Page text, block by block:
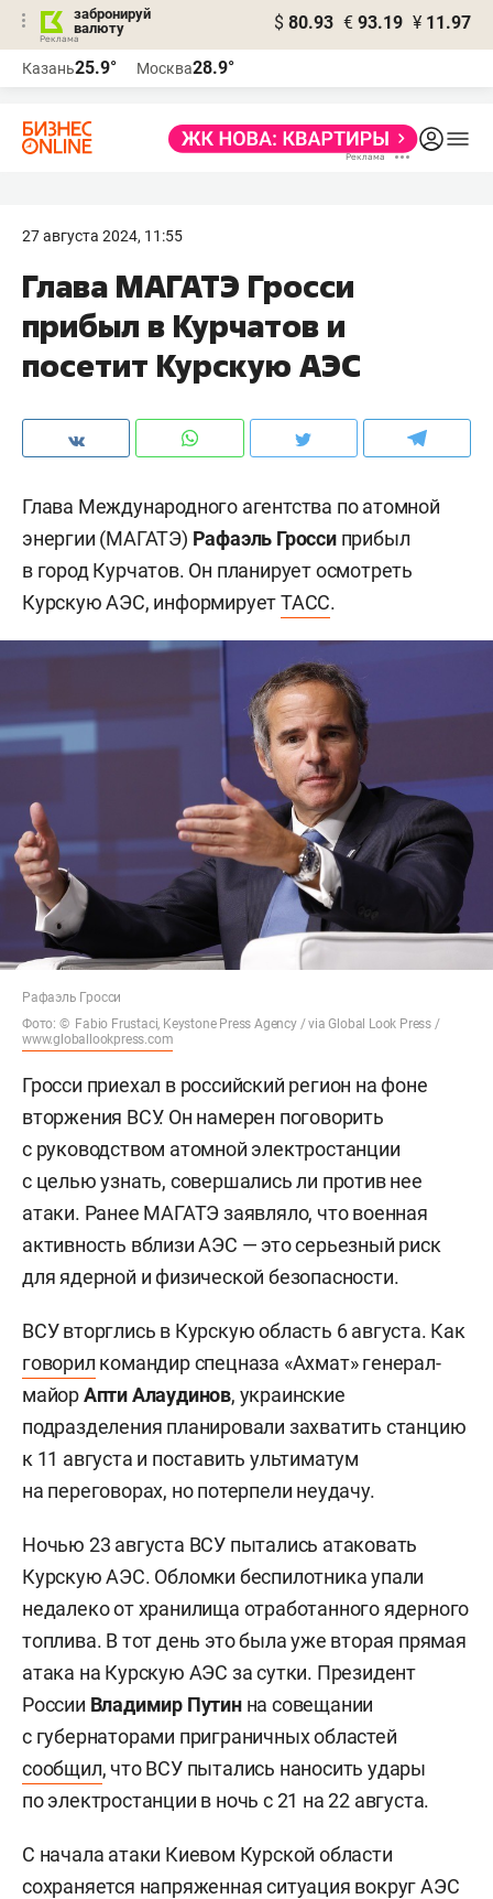
забронируй
валюту
$ 80.93 € 93.19 ¥ 11.97
Казань25.9° Москва28.9°
27 августа 2024, 11:55
Глава МАГАТЭ Гросси
прибыл в Курчатов и
посетит Курскую АЭС
Глава Международного агентства по атомной
энергии (МАГАТЭ) Рафаэль Гроссиприбыл
в город Курчатов. Он планирует осмотреть
Курскую АЭС, информируетТАСС.
Рафаэль Гросси
Фото: © Fabio Frustaci, Keystone Press Agency / via Global Look Press /
www.globallookpress.com
Гросси приехал в российский регион на фоне
вторжения ВСУ. Он намерен поговорить
с руководством атомной электростанции
с целью узнать, совершались ли против нее
атаки. Ранее МАГАТЭ заявляло, что военная
активность вблизи АЭС — это серьезный риск
для ядерной и физической безопасности.
ВСУ вторглись в Курскую область 6 августа. Как
говорил командир спецназа «Ахмат» генерал-
майорАпти Алаудинов, украинские
подразделения планировали захватить станцию
к 11 августа и поставить ультиматум
на переговорах, но потерпели неудачу.
Ночью 23 августа ВСУ пытались атаковать
Курскую АЭС. Обломки беспилотника упали
недалеко от хранилища отработанного ядерного
топлива. В тот день это была уже вторая прямая
атака на Курскую АЭС за сутки. Президент
России Владимир Путинна совещании
с губернаторами приграничных областей
сообщил, что ВСУ пытались наносить удары
по электростанции в ночь с 21 на 22 августа.
С начала атаки Киевом Курской области
сохраняется напряженная ситуация вокруг АЭС